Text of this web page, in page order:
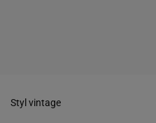
Styl vintage